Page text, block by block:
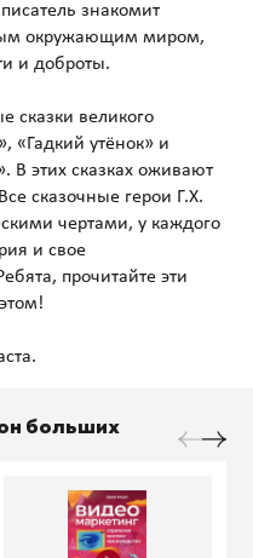
знакомит
окружающим миром,
и доброты.
сказки великого
«Гадкий утёнок» и
В этих сказках оживают
сказочные герои Г.Х.
чертами, у каждого
и свое
прочитайте эти
больших